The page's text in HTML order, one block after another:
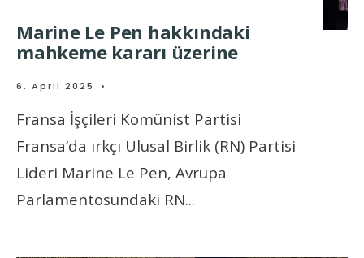
Marine Le Pen hakkındaki
mahkeme kararı üzerine
6. April 2025 •
Fransa İşçileri Komünist Partisi
Fransa’da ırkçı Ulusal Birlik (RN) Partisi
Lideri Marine Le Pen, Avrupa
Parlamentosundaki RN...